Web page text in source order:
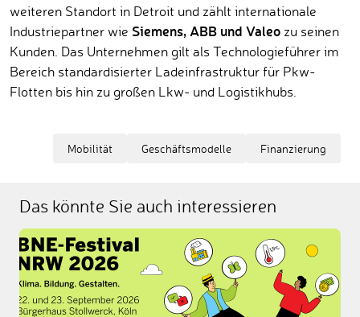
weiteren Standort in Detroit und zählt internationale
Industriepartner wie Siemens, ABB und Valeo zu seinen
Kunden. Das Unternehmen gilt als Technologieführer im
Bereich standardisierter Ladeinfrastruktur für Pkw-
Flotten bis hin zu großen Lkw- und Logistikhubs.
Finanzierung
Geschäftsmodelle
Mobilität
Das könnte Sie auch interessieren